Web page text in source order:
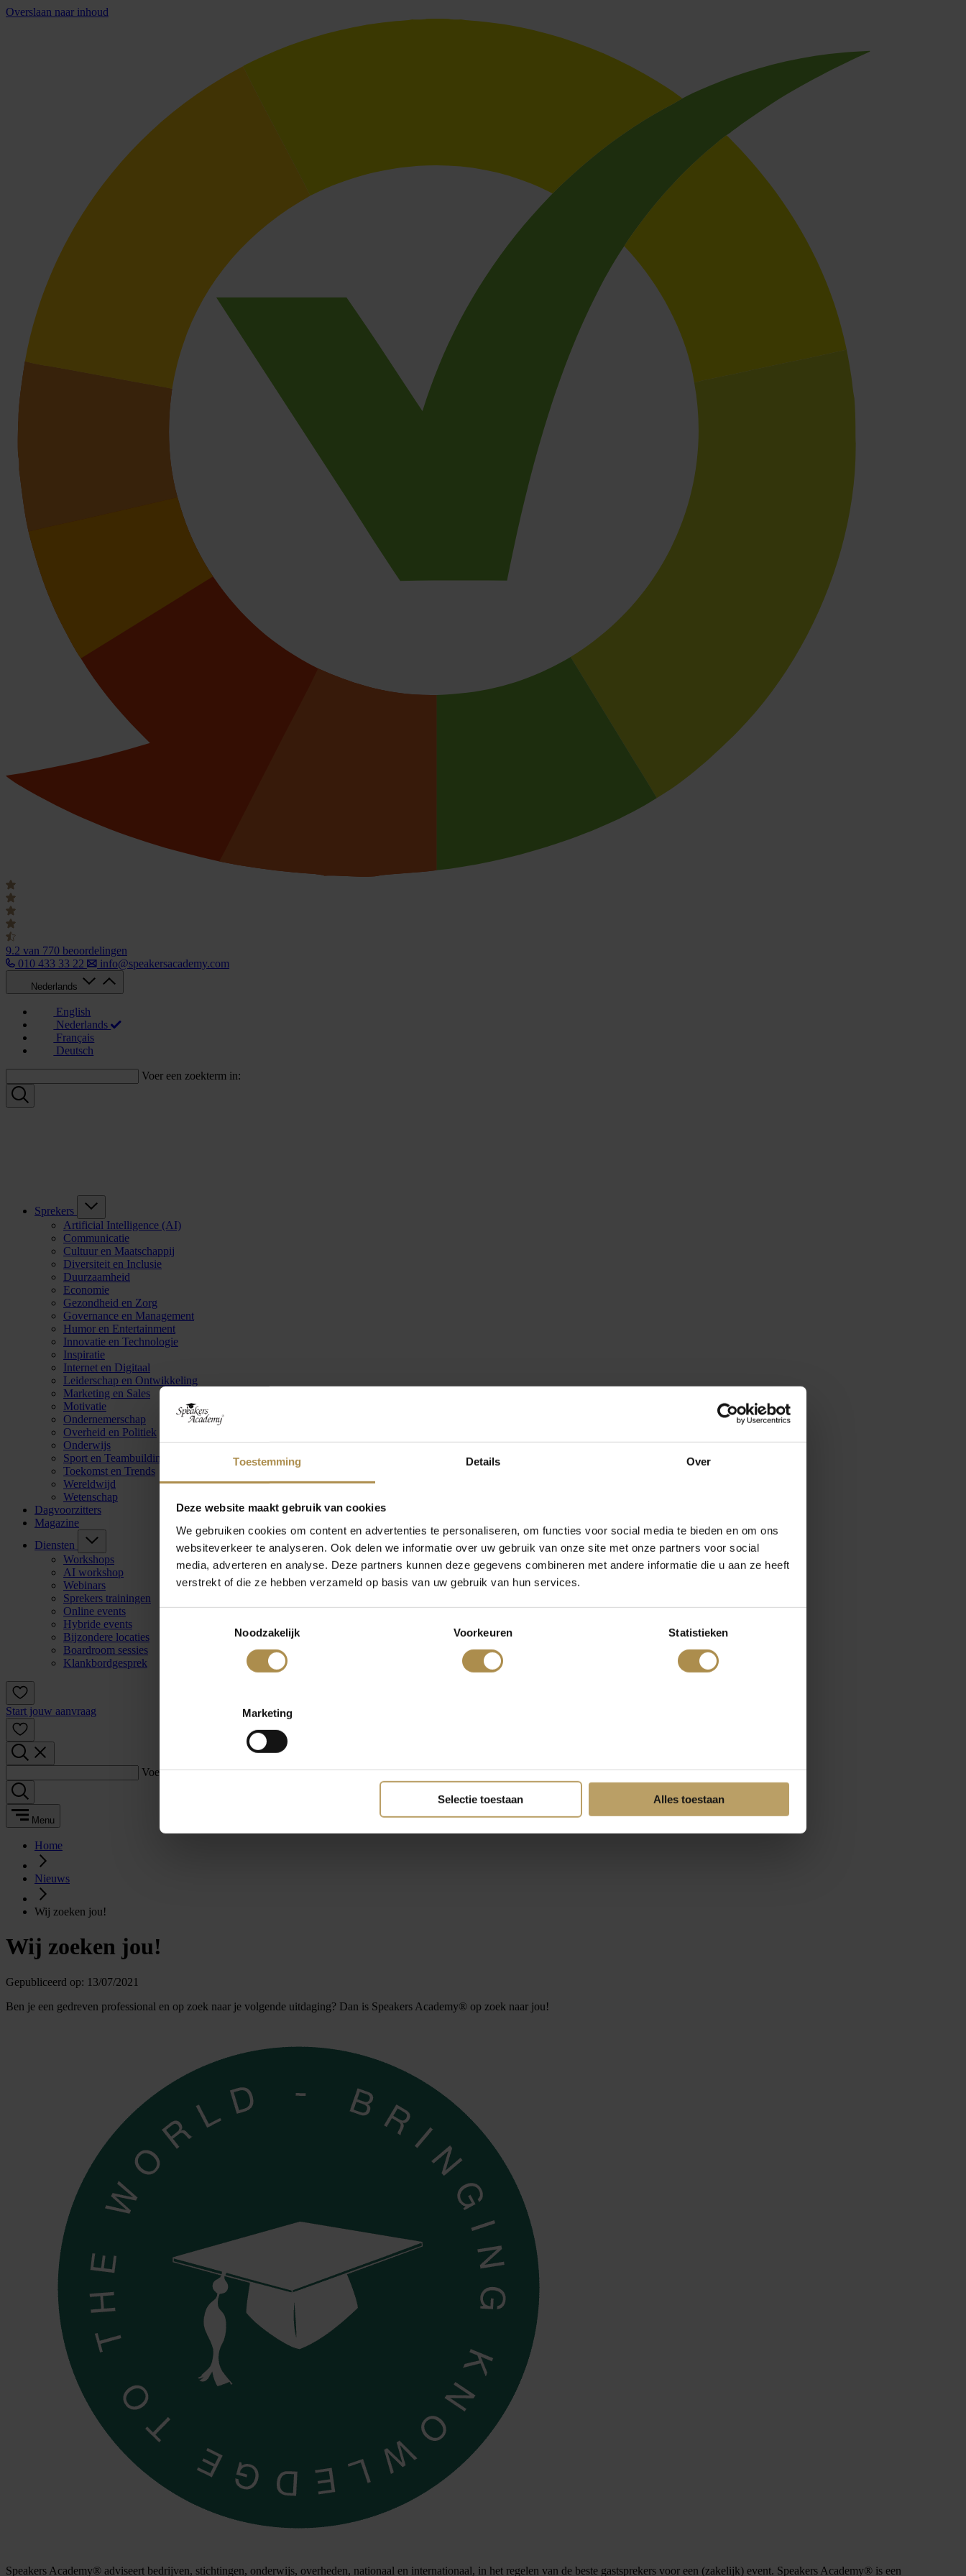
Toestemming Details Over
Deze website maakt gebruik van cookies
We gebruiken cookies om content en advertenties te personaliseren, om functies voor social media te bieden en om ons
websiteverkeer te analyseren. Ook delen we informatie over uw gebruik van onze site met onze partners voor social
media, adverteren en analyse. Deze partners kunnen deze gegevens combineren met andere informatie die u aan ze heeft
verstrekt of die ze hebben verzameld op basis van uw gebruik van hun services.
Noodzakelijk
Voorkeuren Statistieken
Marketing
Selectie toestaan Alles toestaan
Overslaan naar inhoud
9.2 van 770 beoordelingen
010 433 33 22
info@speakersacademy.com
Nederlands
English
Nederlands
Français
Deutsch
Voer een zoekterm in:
Sprekers
Artificial Intelligence (AI)
Communicatie
Cultuur en Maatschappij
Diversiteit en Inclusie
Duurzaamheid
Economie
Gezondheid en Zorg
Governance en Management
Humor en Entertainment
Innovatie en Technologie
Inspiratie
Internet en Digitaal
Leiderschap en Ontwikkeling
Marketing en Sales
Motivatie
Ondernemerschap
Overheid en Politiek
Onderwijs
Sport en Teambuilding
Toekomst en Trends
Wereldwijd
Wetenschap
Dagvoorzitters
Magazine
Diensten
Workshops
AI workshop
Webinars
Sprekers trainingen
Online events
Hybride events
Bijzondere locaties
Boardroom sessies
Klankbordgesprek
Start jouw aanvraag
Voer een zoekterm in:
Menu
Home
Nieuws
Wij zoeken jou!
Wij zoeken jou!
Gepubliceerd op: 13/07/2021
Ben je een gedreven professional en op zoek naar je volgende uitdaging? Dan is Speakers Academy® op zoek naar jou!
Speakers Academy® adviseert bedrijven, stichtingen, onderwijs, overheden, nationaal en internationaal, in het regelen van de beste gastsprekers voor een (zakelijk) event. Speakers Academy® is een